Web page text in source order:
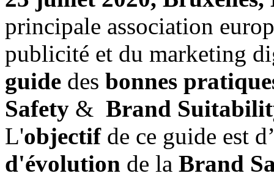
principale association
publicité et du marketing
guide des bonnes
Safety & Brand
L'objectifde ce guide est
d'évolution de la Brand